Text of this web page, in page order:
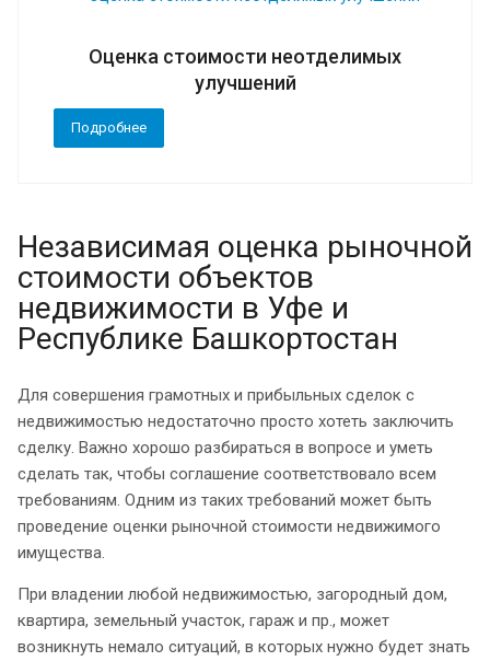
Оценка стоимости неотделимых
улучшений
Подробнее
Независимая оценка рыночной
стоимости объектов
недвижимости в Уфе и
Республике Башкортостан
Для совершения грамотных и прибыльных сделок с
недвижимостью недостаточно просто хотеть заключить
сделку. Важно хорошо разбираться в вопросе и уметь
сделать так, чтобы соглашение соответствовало всем
требованиям. Одним из таких требований может быть
проведение оценки рыночной стоимости недвижимого
имущества.
При владении любой недвижимостью, загородный дом,
квартира, земельный участок, гараж и пр., может
возникнуть немало ситуаций, в которых нужно будет знать